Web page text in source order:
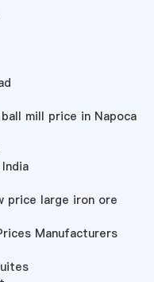
mill price in Napoca
price large iron ore
Manufacturers